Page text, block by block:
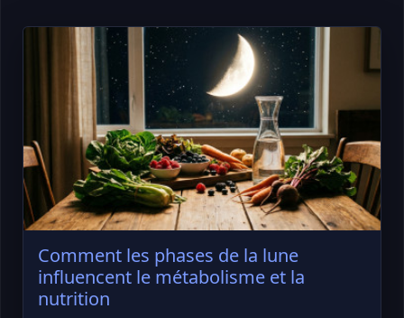
Comment les phases de la lune
influencent le métabolisme et la
nutrition